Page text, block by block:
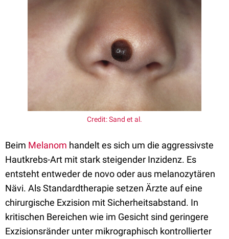
Credit: Sand et al.
Beim Melanom handelt es sich um die aggressivste
Hautkrebs-Art mit stark steigender Inzidenz. Es
entsteht entweder de novo oder aus melanozytären
Nävi. Als Standardtherapie setzen Ärzte auf eine
chirurgische Exzision mit Sicherheitsabstand. In
kritischen Bereichen wie im Gesicht sind geringere
Exzisionsränder unter mikrographisch kontrollierter